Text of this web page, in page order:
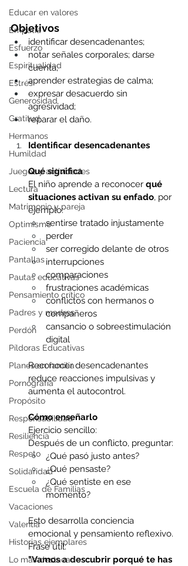
Educar en valores
Empatía
Esfuerzo
Espiritualidad
Estrés
Generosidad
Gratitud
Hermanos
Humildad
Juegos y actividades
Lectura
Matrimonio y pareja
Optimismo
Paciencia
Pantallas
Pautas educativas
Pensamiento crítico
Padres y madres
Perdón
Píldoras Educativas
Planes en familia
Pornografía
Propósito
Responsabilidad
Resiliencia
Respeto
Solidaridad
Escuela de Familias
Vacaciones
Valentía
Historias ejemplares
Lo más destacado
Objetivos
identificar desencadenantes;
notar señales corporales; darse
cuenta;
aprender estrategias de calma;
expresar desacuerdo sin
agresividad;
reparar el daño.
Identificar desencadenantes
Qué significa
El niño aprende a reconocer qué
situaciones activan su enfado, por
ejemplo:
sentirse tratado injustamente
perder
ser corregido delante de otros
interrupciones
comparaciones
frustraciones académicas
conflictos con hermanos o
compañeros
cansancio o sobreestimulación
digital
Reconocer desencadenantes
reduce reacciones impulsivas y
aumenta el autocontrol.
Cómo enseñarlo
Ejercicio sencillo:
Después de un conflicto, preguntar:
¿Qué pasó justo antes?
¿Qué pensaste?
¿Qué sentiste en ese
momento?
Esto desarrolla conciencia
emocional y pensamiento reflexivo.
Frase útil:
"Vamos a descubrir porqué te has